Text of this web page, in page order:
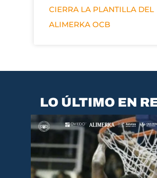
CIERRA LA PLANTILLA DEL
ALIMERKA OCB
LO ÚLTIMO EN